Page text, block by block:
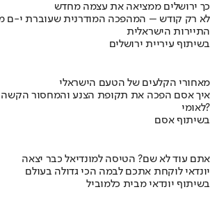
כך ירושלים ממציאה את עצמה מחדש
לא רק קודש – המהפכה המודרנית שעוברת י-ם
התיירות הישראלית
בשיתוף עיריית ירושלים
מאחורי הקלעים של הטעם הישראלי
לאומי?
בשיתוף אסם
אתם עוד לא שם? הטיסה למונדיאל כבר יצאה
יונדאי לוקחת אתכם לבמה הכי גדולה בעולם
בשיתוף יונדאי מבית כלמוביל